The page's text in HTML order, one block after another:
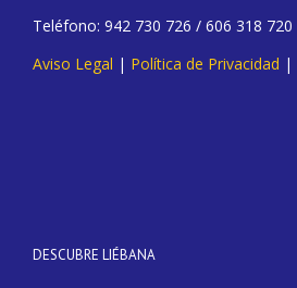
Teléfono: 942 730 726 / 606 318 720
Aviso Legal | Política de Privacidad |
DESCUBRE LIÉBANA